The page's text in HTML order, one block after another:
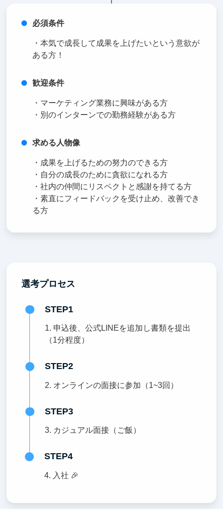
必須条件
・本気で成長して成果を上げたいという意欲が
ある方！
歓迎条件
・マーケティング業務に興味がある方
・別のインターンでの勤務経験がある方
求める人物像
・成果を上げるための努力のできる方
・自分の成長のために貪欲になれる方
・社内の仲間にリスペクトと感謝を持てる方
・素直にフィードバックを受け止め、改善でき
る方
選考プロセス
STEP1
1. 申込後、公式LINEを追加し書類を提出
（1分程度）
STEP2
2. オンラインの面接に参加（1~3回）
STEP3
3. カジュアル面接（ご飯）
STEP4
4. 入社 🎉